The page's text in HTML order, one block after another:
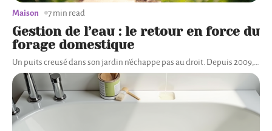
Gestion de l’eau : le retour en force du
forage domestique
Un puits creusé dans son jardin n'échappe pas au droit. Depuis 2009,
Maison 7 min read